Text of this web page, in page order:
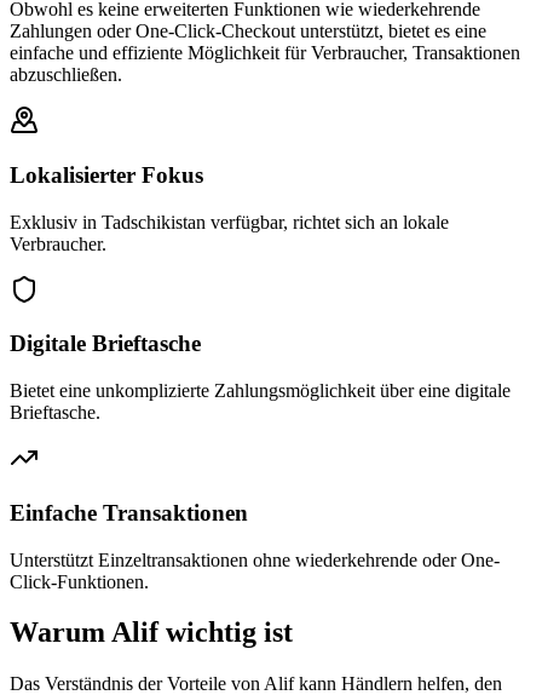
Obwohl es keine erweiterten Funktionen wie wiederkehrende
Zahlungen oder One-Click-Checkout unterstützt, bietet es eine
einfache und effiziente Möglichkeit für Verbraucher, Transaktionen
abzuschließen.
Lokalisierter Fokus
Exklusiv in Tadschikistan verfügbar, richtet sich an lokale
Verbraucher.
Digitale Brieftasche
Bietet eine unkomplizierte Zahlungsmöglichkeit über eine digitale
Brieftasche.
Einfache Transaktionen
Unterstützt Einzeltransaktionen ohne wiederkehrende oder One-
Click-Funktionen.
Warum Alif wichtig ist
Das Verständnis der Vorteile von Alif kann Händlern helfen, den